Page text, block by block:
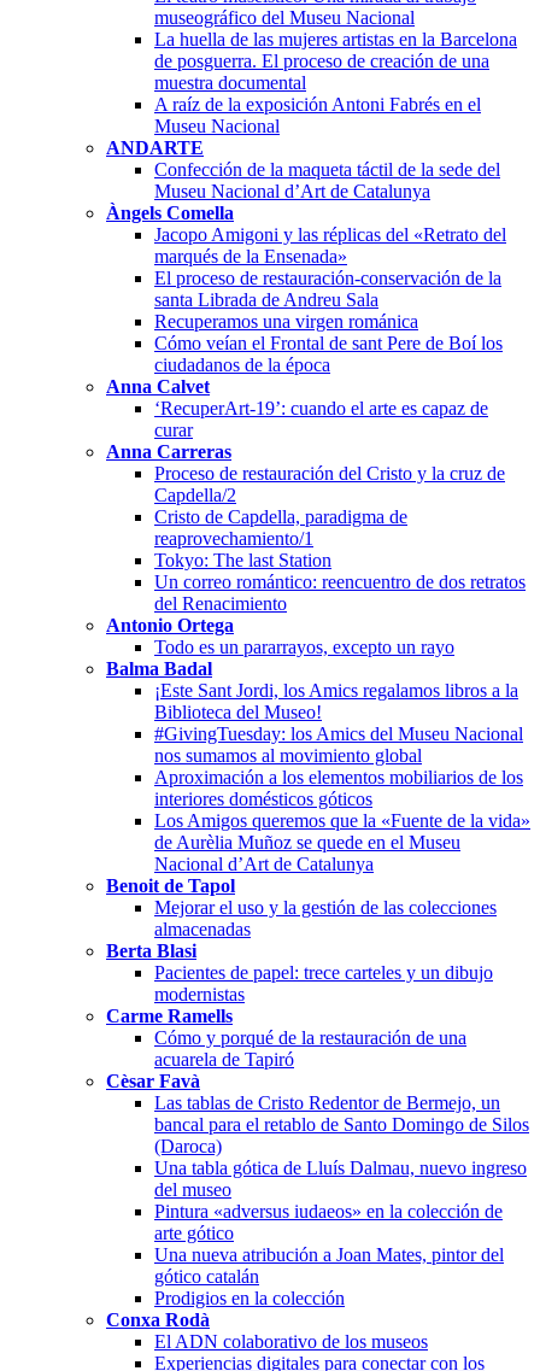
museográfico del Museu Nacional
La huella de las mujeres artistas en la Barcelona
de posguerra. El proceso de creación de una
muestra documental
A raíz de la exposición Antoni Fabrés en el
Museu Nacional
ANDARTE
Confección de la maqueta táctil de la sede del
Museu Nacional d’Art de Catalunya
Àngels Comella
Jacopo Amigoni y las réplicas del «Retrato del
marqués de la Ensenada»
El proceso de restauración-conservación de la
santa Librada de Andreu Sala
Recuperamos una virgen románica
Cómo veían el Frontal de sant Pere de Boí los
ciudadanos de la época
Anna Calvet
‘RecuperArt-19’: cuando el arte es capaz de
curar
Anna Carreras
Proceso de restauración del Cristo y la cruz de
Capdella/2
Cristo de Capdella, paradigma de
reaprovechamiento/1
Tokyo: The last Station
Un correo romántico: reencuentro de dos retratos
del Renacimiento
Antonio Ortega
Todo es un pararrayos, excepto un rayo
Balma Badal
¡Este Sant Jordi, los Amics regalamos libros a la
Biblioteca del Museo!
#GivingTuesday: los Amics del Museu Nacional
nos sumamos al movimiento global
Aproximación a los elementos mobiliarios de los
interiores domésticos góticos
Los Amigos queremos que la «Fuente de la vida»
de Aurèlia Muñoz se quede en el Museu
Nacional d’Art de Catalunya
Benoit de Tapol
Mejorar el uso y la gestión de las colecciones
almacenadas
Berta Blasi
Pacientes de papel: trece carteles y un dibujo
modernistas
Carme Ramells
Cómo y porqué de la restauración de una
acuarela de Tapiró
Cèsar Favà
Las tablas de Cristo Redentor de Bermejo, un
bancal para el retablo de Santo Domingo de Silos
(Daroca)
Una tabla gótica de Lluís Dalmau, nuevo ingreso
del museo
Pintura «adversus iudaeos» en la colección de
arte gótico
Una nueva atribución a Joan Mates, pintor del
gótico catalán
Prodigios en la colección
Conxa Rodà
El ADN colaborativo de los museos
Experiencias digitales para conectar con los